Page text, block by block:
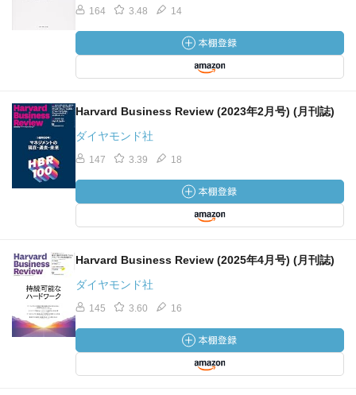
164 3.48 14
Harvard Business Review (2023年2月号) (月刊誌)
ダイヤモンド社
147 3.39 18
Harvard Business Review (2025年4月号) (月刊誌)
ダイヤモンド社
145 3.60 16